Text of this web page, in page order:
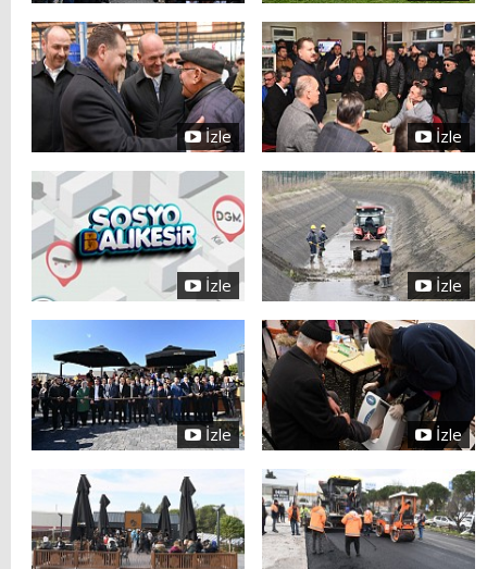
İzle İzle
İzle İzle
İzle İzle